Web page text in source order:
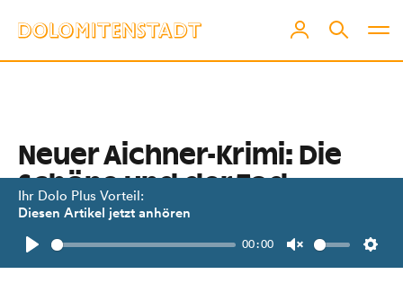
Ihr Dolo Plus Vorteil:
Diesen Artikel jetzt anhören
Play
00:00
Unmute
Neuer Aichner-Krimi: Die
Schöne und der Tod
"...ich wollte aus dieser verkrusteten
Welt ausbrechen".